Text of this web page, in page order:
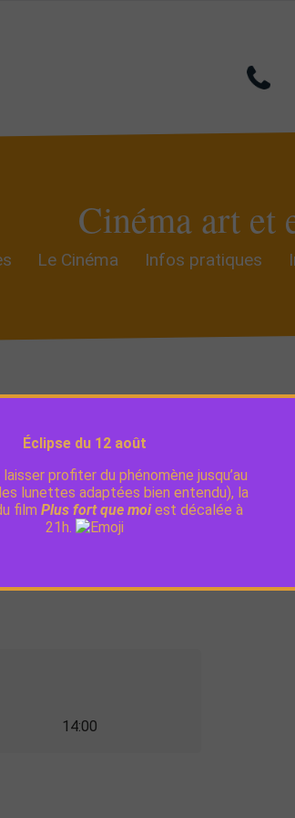
Cinéma art et
Le Cinéma Infos pratiques
sur bornes dans le hall
14:00
Éclipse du 12 août
profiter du phénomène jusqu’au
lunettes adaptées bien entendu), la
film Plus fort que moi est décalée à
21h.